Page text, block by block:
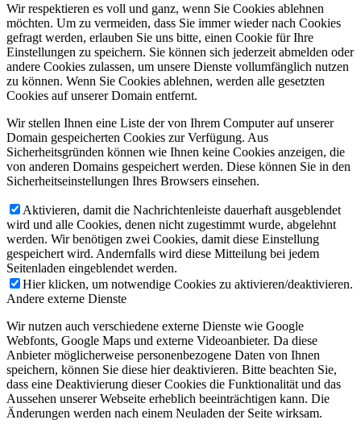
Wir respektieren es voll und ganz, wenn Sie Cookies ablehnen
möchten. Um zu vermeiden, dass Sie immer wieder nach Cookies
gefragt werden, erlauben Sie uns bitte, einen Cookie für Ihre
Einstellungen zu speichern. Sie können sich jederzeit abmelden oder
andere Cookies zulassen, um unsere Dienste vollumfänglich nutzen
zu können. Wenn Sie Cookies ablehnen, werden alle gesetzten
Cookies auf unserer Domain entfernt.
Wir stellen Ihnen eine Liste der von Ihrem Computer auf unserer
Domain gespeicherten Cookies zur Verfügung. Aus
Sicherheitsgründen können wie Ihnen keine Cookies anzeigen, die
von anderen Domains gespeichert werden. Diese können Sie in den
Sicherheitseinstellungen Ihres Browsers einsehen.
Aktivieren, damit die Nachrichtenleiste dauerhaft ausgeblendet
wird und alle Cookies, denen nicht zugestimmt wurde, abgelehnt
werden. Wir benötigen zwei Cookies, damit diese Einstellung
gespeichert wird. Andernfalls wird diese Mitteilung bei jedem
Seitenladen eingeblendet werden.
Hier klicken, um notwendige Cookies zu aktivieren/deaktivieren.
Andere externe Dienste
Wir nutzen auch verschiedene externe Dienste wie Google
Webfonts, Google Maps und externe Videoanbieter. Da diese
Anbieter möglicherweise personenbezogene Daten von Ihnen
speichern, können Sie diese hier deaktivieren. Bitte beachten Sie,
dass eine Deaktivierung dieser Cookies die Funktionalität und das
Aussehen unserer Webseite erheblich beeinträchtigen kann. Die
Änderungen werden nach einem Neuladen der Seite wirksam.